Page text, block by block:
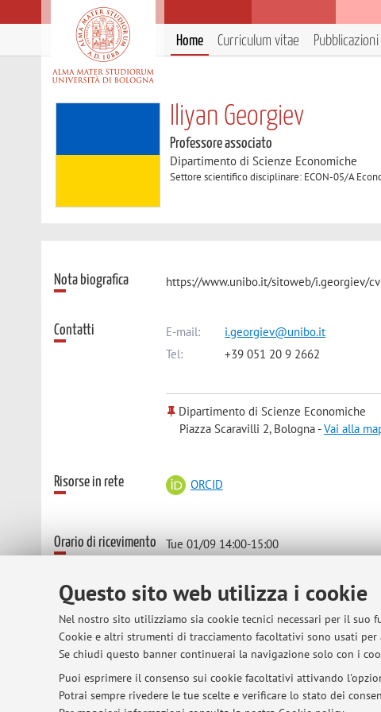
Questo sito web utilizza i cookie
Nel nostro sito utilizziamo sia cookie tecnici necessari per il
Cookie e altri strumenti di tracciamento facoltativi sono usati
Se chiudi questo banner continuerai la navigazione solo con i
Puoi esprimere il consenso sui cookie facoltativi attivando
Potrai sempre rivedere le tue scelte e verificare lo stato dei
Home Curriculum vitae Pubblicazioni
Iliyan Georgiev
Professore associato
Dipartimento di Scienze Economiche
Settore scientifico disciplinare: ECON-05/A
Nota biografica https://www.unibo.it/sitoweb/i.georgiev/
Contatti E-mail:
i.georgiev@unibo.it
Tel:
+39 051 20 9 2662
Dipartimento di Scienze Economiche
Piazza Scaravilli 2, Bologna -Vai alla
Risorse in rete ORCID
Orario di ricevimento
Tue 01/09 14:00-15:00
Office 106 p. Scaravilli 2